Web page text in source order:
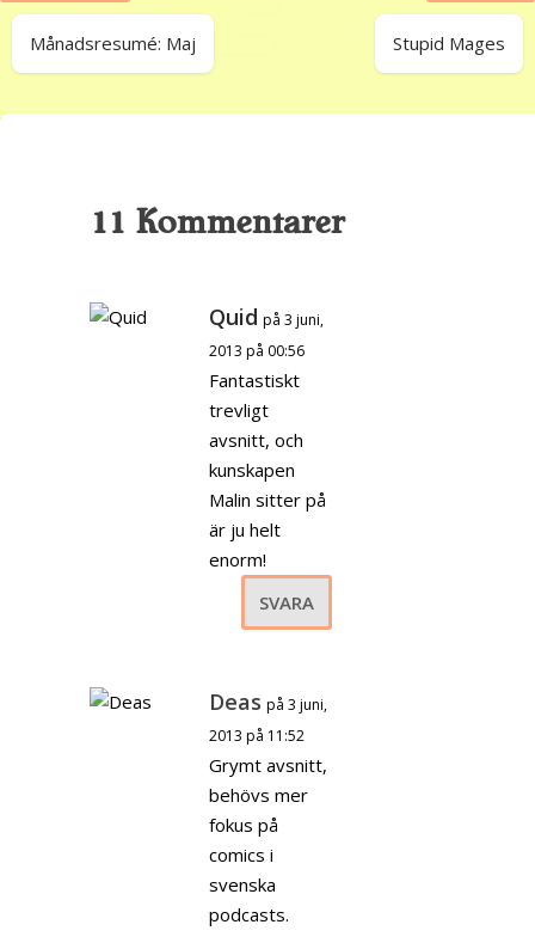
Månadsresumé: Maj Stupid Mages
11 Kommentarer
Quid på 3 juni,
2013 på 00:56
Fantastiskt
trevligt
avsnitt, och
kunskapen
Malin sitter på
är ju helt
enorm!
SVARA
Deas på 3 juni,
2013 på 11:52
Grymt avsnitt,
behövs mer
fokus på
comics i
svenska
podcasts.